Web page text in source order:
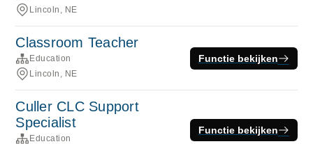
Lincoln, NE
Classroom Teacher
Education
Lincoln, NE
Functie bekijken
Culler CLC Support
Specialist
Education
Functie bekijken